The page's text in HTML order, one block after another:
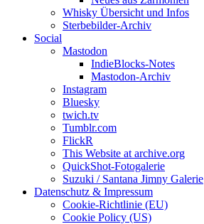
Whisky Übersicht und Infos
Sterbebilder-Archiv
Social
Mastodon
IndieBlocks-Notes
Mastodon-Archiv
Instagram
Bluesky
twich.tv
Tumblr.com
FlickR
This Website at archive.org
QuickShot-Fotogalerie
Suzuki / Santana Jimny Galerie
Datenschutz & Impressum
Cookie-Richtlinie (EU)
Cookie Policy (US)